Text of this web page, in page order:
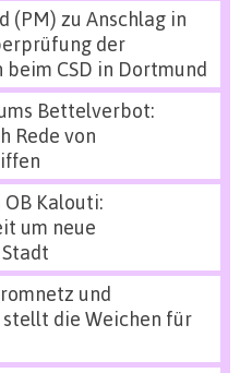
(PM) zu Anschlag in
der
CSD in Dortmund
Bettelverbot:
Rede von
Kalouti:
um neue
und
die Weichen für